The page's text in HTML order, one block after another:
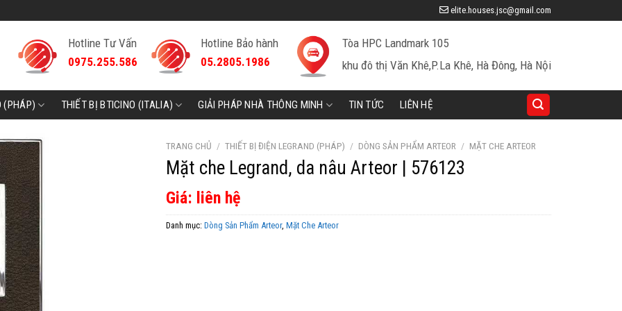
elite.houses.jsc@gmail.com
Hotline Tư Vấn
0975.255.586
Hotline Bảo hành
05.2805.1986
Tòa HPC Landmark 105
khu đô thị Văn Khê,P.La Khê, Hà Đông, Hà Nội
(PHÁP) THIẾT BỊ BTICINO (ITALIA) GIẢI PHÁP NHÀ THÔNG MINH TIN TỨC LIÊN HỆ
TRANG CHỦ / THIẾT BỊ ĐIỆN LEGRAND (PHÁP) / DÒNG SẢN PHẨM ARTEOR / MẶT CHE ARTEOR
Mặt che Legrand, da nâu Arteor | 576123
Giá: liên hệ
Danh mục: Dòng Sản Phẩm Arteor, Mặt Che Arteor